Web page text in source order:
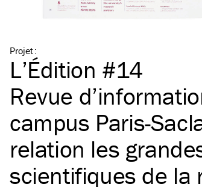
Projet:
L’Édition #14
Revue
campus Paris-
relation les
scientifiques de la